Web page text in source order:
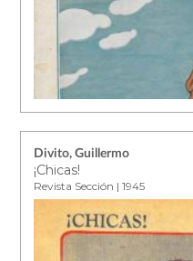
Divito, Guillermo
¡Chicas!
Revista Sección | 1945